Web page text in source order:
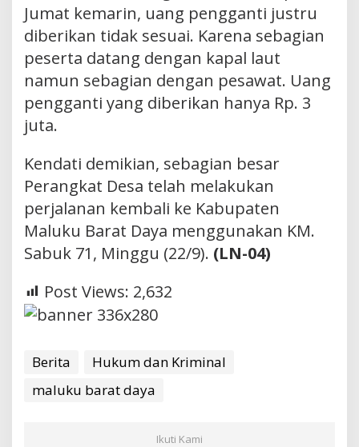
Jumat kemarin, uang pengganti justru
diberikan tidak sesuai. Karena sebagian
peserta datang dengan kapal laut
namun sebagian dengan pesawat. Uang
pengganti yang diberikan hanya Rp. 3
juta.
Kendati demikian, sebagian besar
Perangkat Desa telah melakukan
perjalanan kembali ke Kabupaten
Maluku Barat Daya menggunakan KM.
Sabuk 71, Minggu (22/9). (LN-04)
Post Views: 2,632
Berita
Hukum dan Kriminal
maluku barat daya
Ikuti Kami